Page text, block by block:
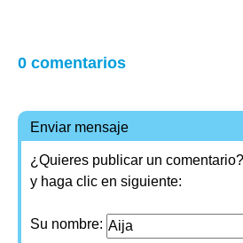
0 comentarios
Enviar mensaje
¿Quieres publicar un
y haga clic en siguiente:
Su nombre: